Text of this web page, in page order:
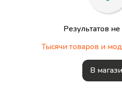
Результатов
Тысячи товаров и
В